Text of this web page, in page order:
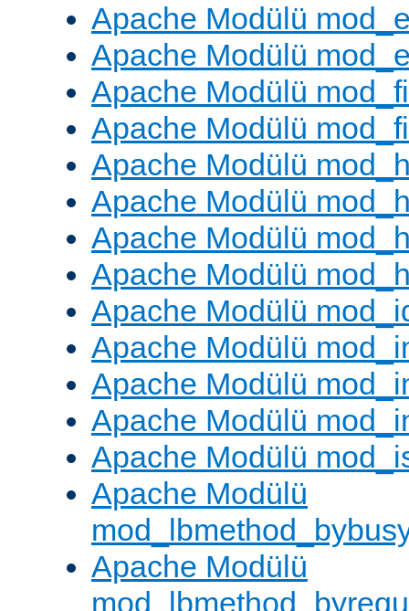
Apache Modülü
Apache Modülü
Apache Modülü
Apache Modülü
Apache Modülü
Apache Modülü
Apache Modülü
Apache Modülü
Apache Modülü
Apache Modülü
Apache Modülü
Apache Modülü
Apache Modülü
Apache Modülü
Apache Modülü